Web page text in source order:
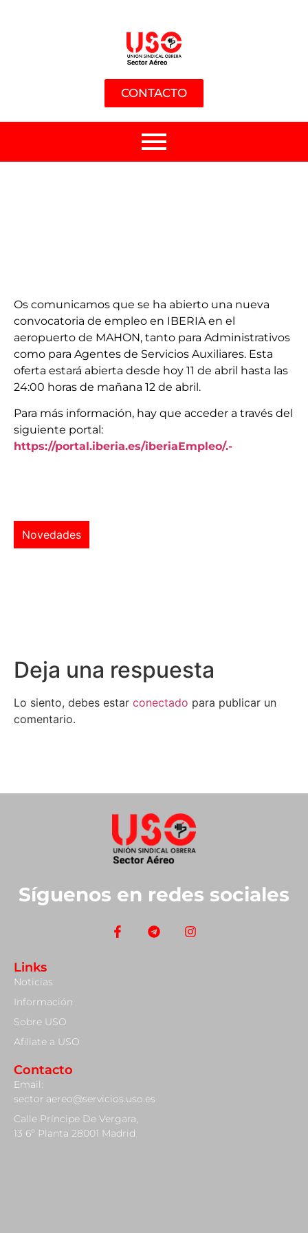
CONTACTO
Os comunicamos que se ha abierto una nueva
convocatoria de empleo en IBERIA en el
aeropuerto de MAHON, tanto para Administrativos
como para Agentes de Servicios Auxiliares. Esta
oferta estará abierta desde hoy 11 de abril hasta las
24:00 horas de mañana 12 de abril.
Para más información, hay que acceder a través del
siguiente portal:
https://portal.iberia.es/iberiaEmpleo/.-
Novedades
Deja una respuesta
Lo siento, debes estar conectado para publicar un
comentario.
Síguenos en redes sociales
Links
Noticias
Información
Sobre USO
Afiliate a USO
Contacto
Email:
sector.aereo@servicios.uso.es
Calle Príncipe De Vergara,
13 6º Planta 28001 Madrid